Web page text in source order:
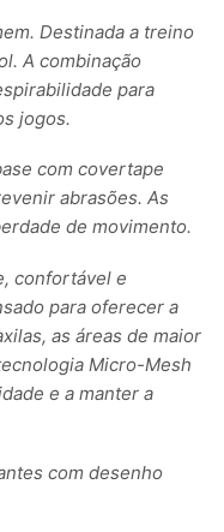
Destinada a treino
A combinação
para
jogos.
com covertape
abrasões. As
de movimento.
confortável e
para oferecer a
as áreas de maior
Micro-Mesh
e a manter a
com desenho